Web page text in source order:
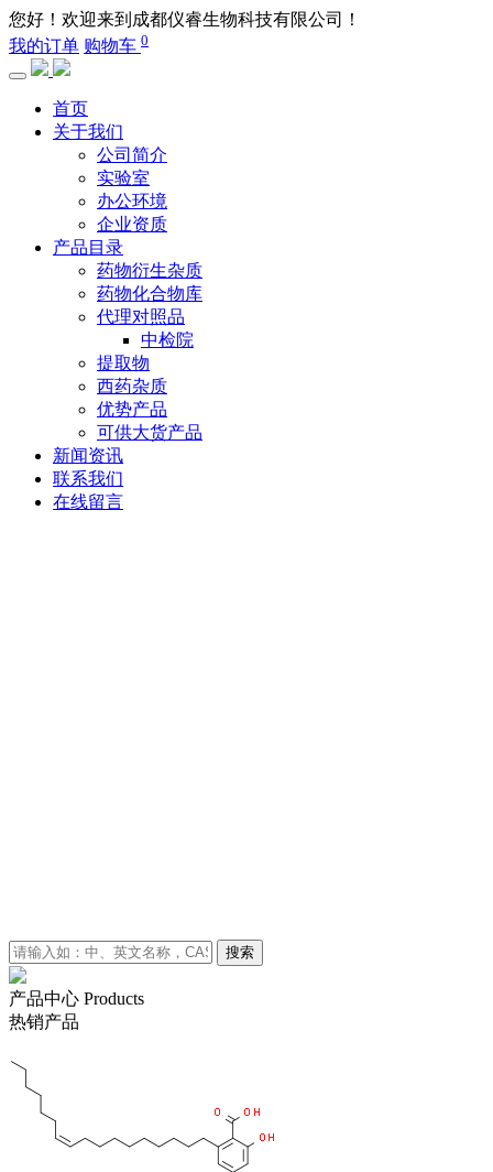
您好！欢迎来到成都仪睿生物科技有限公司！
我的订单 购物车 0
首页
关于我们
公司简介
实验室
办公环境
企业资质
产品目录
药物衍生杂质
药物化合物库
代理对照品
中检院
提取物
西药杂质
优势产品
可供大货产品
新闻资讯
联系我们
在线留言
搜索
产品中心 Products
热销产品